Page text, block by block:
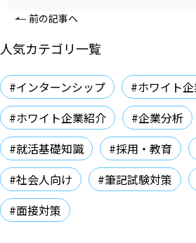
前の記事へ
人気カテゴリ一覧
#インターンシップ
#ホワイト
#ホワイト企業紹介
#企業分析
#就活基礎知識
#採用・教育
#社会人向け
#筆記試験対策
#面接対策